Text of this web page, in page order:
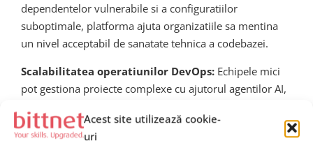
Acest site utilizează cookie-
uri
dependentelor vulnerabile si a configuratiilor
suboptimale, platforma ajuta organizatiile sa mentina
un nivel acceptabil de sanatate tehnica a codebazei.
Scalabilitatea operatiunilor DevOps: Echipele mici
pot gestiona proiecte complexe cu ajutorul agentilor AI,
numarului de ingineri pe masura ce complexitatea